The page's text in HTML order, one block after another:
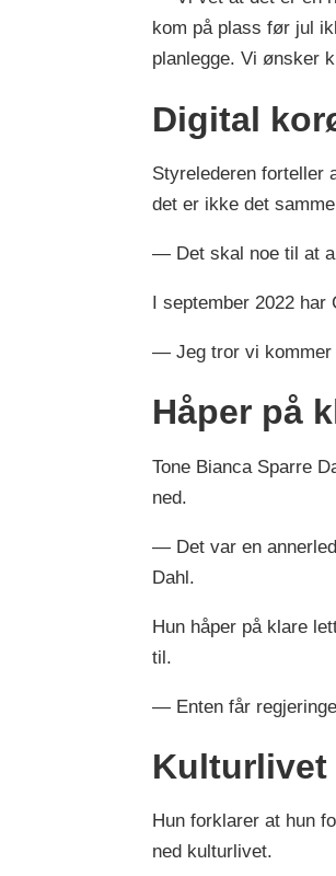
kom på plass før jul
planlegge. Vi ønsker
Digital
Styrelederen forteller
det er ikke det
— Det skal noe til at
I september 2022
— Jeg tror vi kommer
Håper på
Tone Bianca Sparre
ned.
— Det var en
Dahl.
Hun håper på klare
til.
— Enten får
Kulturlivet
Hun forklarer at hun
ned kulturlivet.